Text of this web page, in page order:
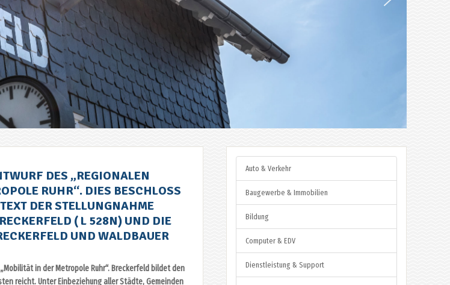
DES „REGIONALEN
RUHR“. DIES BESCHLOSS
DER STELLUNGNAHME
( L 528N) UND DIE
UND WALDBAUER
in der Metropole Ruhr“. Breckerfeld bildet den
reicht. Unter Einbeziehung aller Städte, Gemeinden
Auto & Verkehr
Baugewerbe & Immobilien
Bildung
Computer & EDV
Dienstleistung & Support